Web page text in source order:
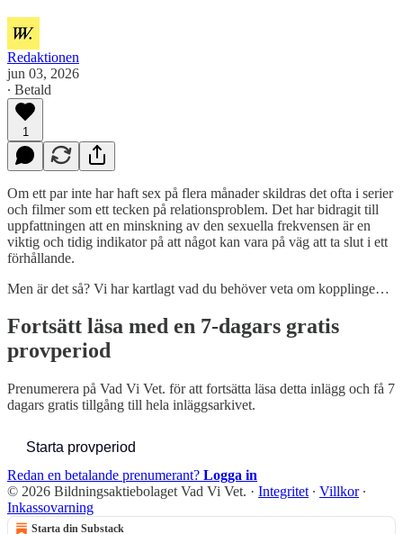
Redaktionen
jun 03, 2026
∙ Betald
1
Om ett par inte har haft sex på flera månader skildras det ofta i serier
och filmer som ett tecken på relationsproblem. Det har bidragit till
uppfattningen att en minskning av den sexuella frekvensen är en
viktig och tidig indikator på att något kan vara på väg att ta slut i ett
förhållande.
Men är det så? Vi har kartlagt vad du behöver veta om kopplinge…
Fortsätt läsa med en 7-dagars gratis
provperiod
Prenumerera på Vad Vi Vet. för att fortsätta läsa detta inlägg och få 7
dagars gratis tillgång till hela inläggsarkivet.
Starta provperiod
Redan en betalande prenumerant? Logga in
© 2026 Bildningsaktiebolaget Vad Vi Vet. · Integritet ∙ Villkor∙
Inkassovarning
Starta din Substack